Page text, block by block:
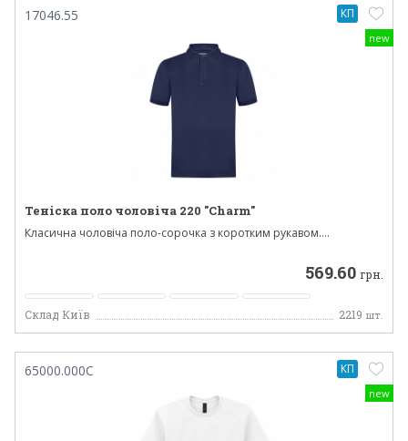
new
17046.55
Теніска поло чоловіча 220 "Charm"
Класична чоловіча поло-сорочка з коротким рукавом....
569.60 грн.
Склад Київ 2219 шт.
КП
new
65000.000C КП